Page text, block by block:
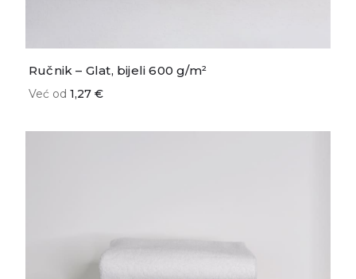
Ručnik – Glat, bijeli 600 g/m²
Već od 1,27 €